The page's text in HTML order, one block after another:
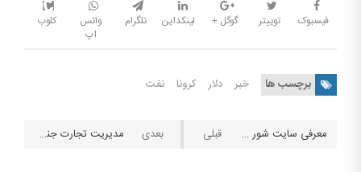
فیسبوک توییتر گوگل + لینکداین تلگرام
واتس
اپ
کلوب
برچسب ها خبر دلار کرونا نفت
معرفی سایت شور بت: بت برین (Betbrain) مدیریت تجارت جنسی و قیمت‌ها در ایران